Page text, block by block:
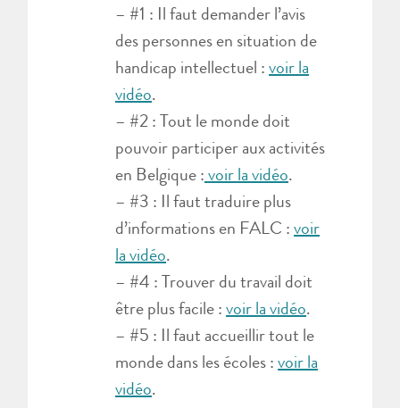
– #1 : Il faut demander l’avis
des personnes en situation de
handicap intellectuel : voir la
vidéo.
– #2 : Tout le monde doit
pouvoir participer aux activités
en Belgique :voir la vidéo.
– #3 : Il faut traduire plus
d’informations en FALC : voir
la vidéo.
– #4 : Trouver du travail doit
être plus facile : voir la vidéo.
– #5 : Il faut accueillir tout le
monde dans les écoles : voir la
vidéo.